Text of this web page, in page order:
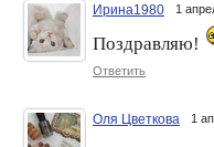
Ирина1980 1
Поздравляю!
Ответить
Оля Цветкова 1